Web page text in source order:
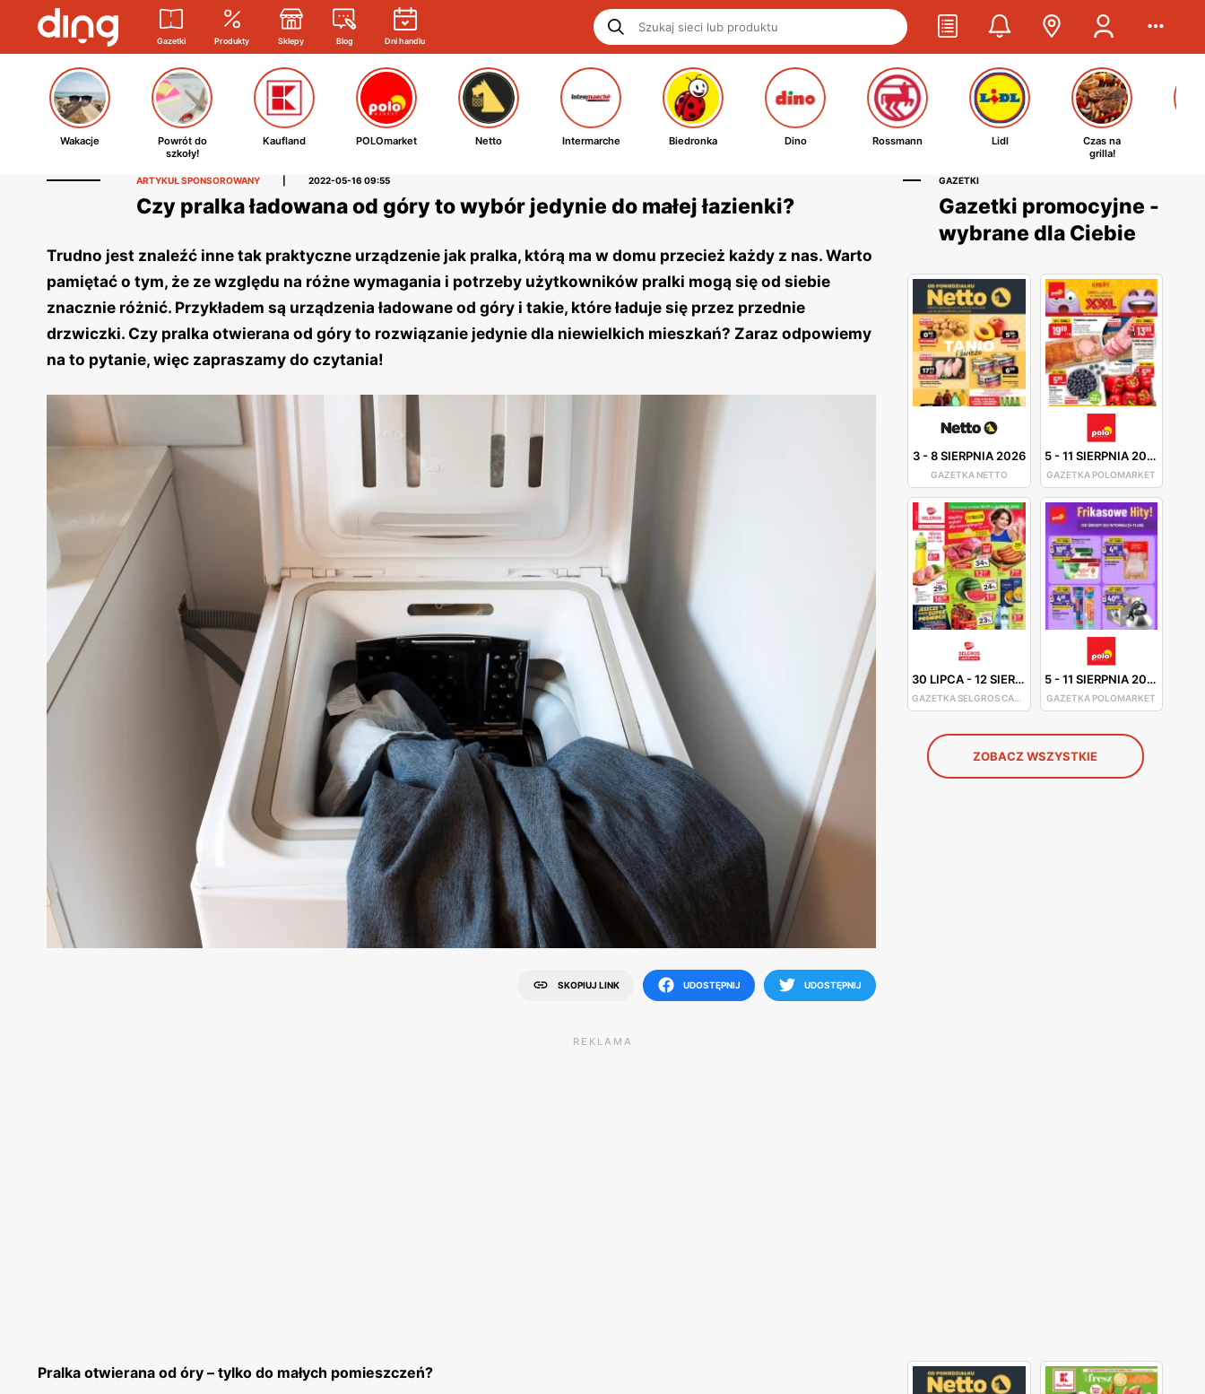
Gazetki Produkty Sklepy Blog Dni handlu
Wakacje
Powrót do
szkoły!
Kaufland POLOmarket Netto Intermarche Biedronka Dino Rossmann Lidl
Czas na
grilla!
ARTYKUŁ SPONSOROWANY 2022-05-16 09:55
Czy pralka ładowana od góry to wybór jedynie do małej łazienki?
Trudno jest znaleźć inne tak praktyczne urządzenie jak pralka, którą ma w domu przecież każdy z nas. Warto
pamiętać o tym, że ze względu na różne wymagania i potrzeby użytkowników pralki mogą się od siebie
znacznie różnić. Przykładem są urządzenia ładowane od góry i takie, które ładuje się przez przednie
drzwiczki. Czy pralka otwierana od góry to rozwiązanie jedynie dla niewielkich mieszkań? Zaraz odpowiemy
na to pytanie, więc zapraszamy do czytania!
SKOPIUJ LINK UDOSTĘPNIJ UDOSTĘPNIJ
GAZETKI
Gazetki promocyjne -
wybrane dla Ciebie
3-8 SIERPNIA 2026
GAZETKA NETTO
5-11 SIERPNIA 2026
GAZETKA POLOMARKET
30 LIPCA-12 SIERPNIA 2026
GAZETKA SELGROS CASH&CARRY
5-11 SIERPNIA 2026
GAZETKA POLOMARKET
ZOBACZ WSZYSTKIE
REKLAMA
Pralka otwierana od óry – tylko do małych pomieszczeń?